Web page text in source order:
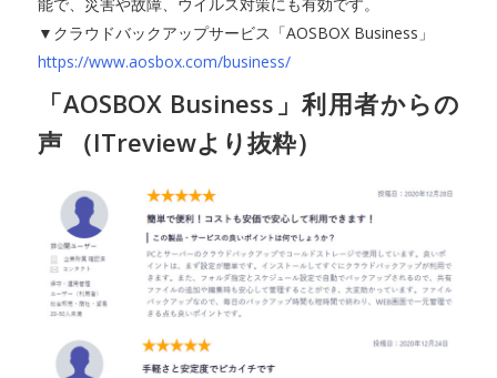
▼クラウドバックアップサービス「AOSBOX Business」
https://www.aosbox.com/business/
「AOSBOX Business」利用者からの
声 （ITreviewより抜粋）